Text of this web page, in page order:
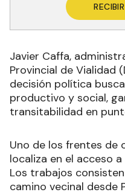
Javier Caffa,
Provincial de Vialidad
decisión política
productivo y social,
transitabilidad en
Uno de los frentes de
localiza en el acceso
Los trabajos
camino vecinal desde